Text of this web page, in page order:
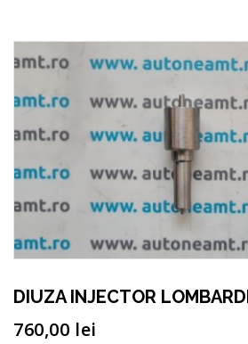
DIUZA INJECTOR
760,00 lei